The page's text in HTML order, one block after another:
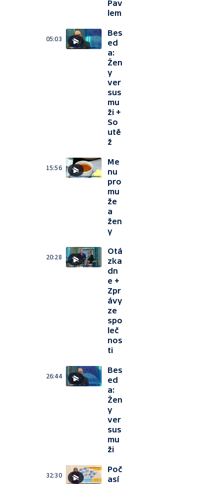
Pav
lem
05:03
Bes
ed
a:
Žen
y
ver
sus
mu
ži +
So
utě
ž
15:56
Me
nu
pro
mu
že
a
žen
y
20:28
Otá
zka
dn
e +
Zpr
ávy
ze
spo
leč
nos
ti
26:44
Bes
ed
a:
Žen
y
ver
sus
mu
ži
32:30
Poč
así